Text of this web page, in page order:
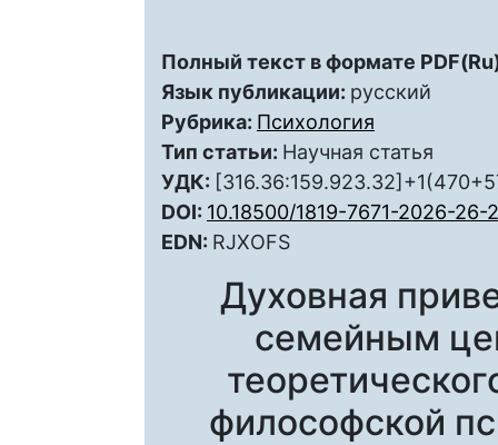
Полный текст в формате
Язык публикации: русский
Рубрика: Психология
Тип статьи: Научная статья
УДК:
DOI: 10.18500/1819-7671-2026-26-
EDN: RJXOFS
Духовная
семейным
философской